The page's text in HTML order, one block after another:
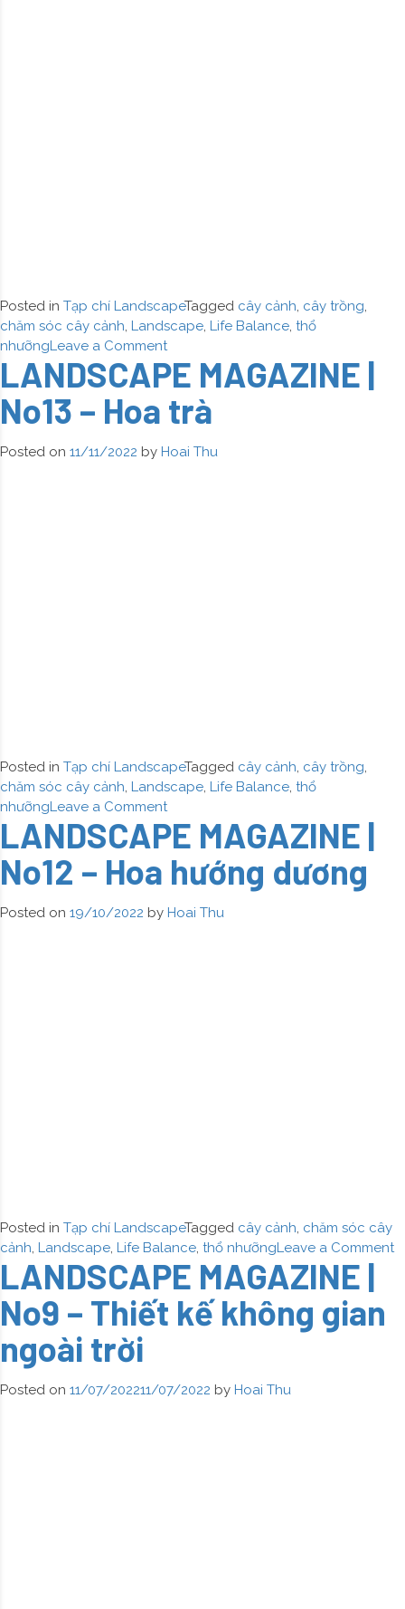
Posted in Tạp chí LandscapeTagged cây cảnh, cây trồng,
chăm sóc cây cảnh, Landscape, Life Balance, thổ
nhưỡngLeave a Commenton
LANDSCAPE
MAGAZINE
No14
–
LANDSCAPE MAGAZINE |
No13 – Hoa trà
Posted on 11/11/2022 by Hoai Thu
Posted in Tạp chí LandscapeTagged cây cảnh, cây trồng,
chăm sóc cây cảnh, Landscape, Life Balance, thổ
nhưỡngLeave a Commenton
LANDSCAPE
MAGAZINE
No13
–
LANDSCAPE MAGAZINE |
No12 – Hoa hướng dương
Posted on 19/10/2022 by Hoai Thu
Posted in Tạp chí LandscapeTagged cây cảnh, chăm sóc cây
cảnh, Landscape, Life Balance, thổ nhưỡngLeave a Comment
LANDSCAPE MAGAZINE |
No9 – Thiết kế không gian
ngoài trời
Posted on 11/07/202211/07/2022 by Hoai Thu